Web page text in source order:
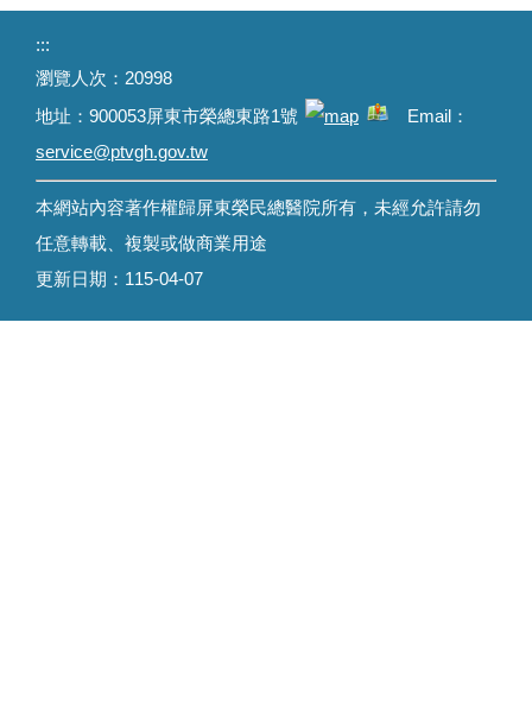
:::
瀏覽人次： 20998
地址： 900053屏東市榮總東路1號
Email：
service@ptvgh.gov.tw
本網站內容著作權歸屏東榮民總醫院所有，未經允許請勿
任意轉載、複製或做商業用途
更新日期： 115-04-07